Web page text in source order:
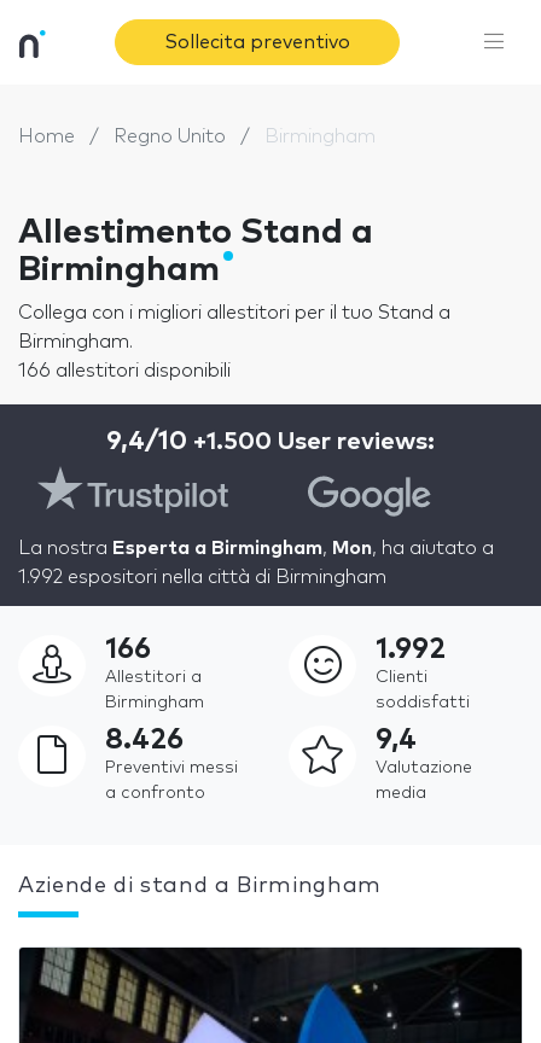
Sollecita preventivo
Home Regno Unito Birmingham
Allestimento Stand a
Birmingham
Collega con i migliori allestitori per il tuo Stand a
Birmingham.
166 allestitori disponibili
9,4/10 +1.500 User reviews:
La nostra Esperta a Birmingham, Mon, ha aiutato a
1.992 espositori nella città di Birmingham
166
Allestitori a
Birmingham
1.992
Clienti
soddisfatti
8.426
Preventivi messi
a confronto
9,4
Valutazione
media
Aziende di stand a Birmingham